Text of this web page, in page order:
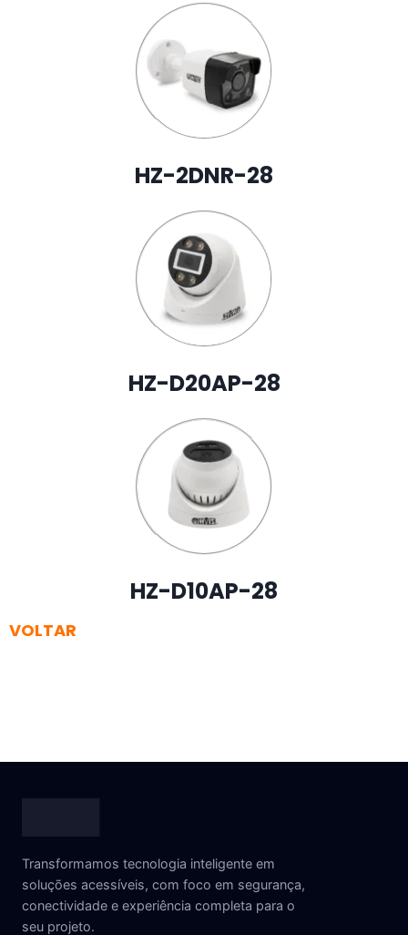
HZ-2DNR-28
HZ-D20AP-28
HZ-D10AP-28
VOLTAR
Transformamos tecnologia inteligente em
soluções acessíveis, com foco em segurança,
conectividade e experiência completa para o
seu projeto.